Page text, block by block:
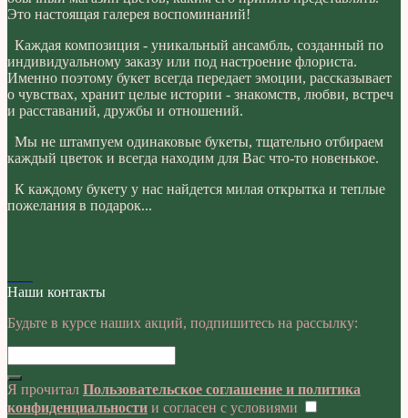
Это настоящая галерея воспоминаний!
Каждая композиция - уникальный ансамбль, созданный по
индивидуальному заказу или под настроение флориста.
Именно поэтому букет всегда передает эмоции, рассказывает
о чувствах, хранит целые истории - знакомств, любви, встреч
и расставаний, дружбы и отношений.
Мы не штампуем одинаковые букеты, тщательно отбираем
каждый цветок и всегда находим для Вас что-то новенькое.
К каждому букету у нас найдется милая открытка и теплые
пожелания в подарок...
Наши контакты
Будьте в курсе наших акций, подпишитесь на рассылку:
Я прочитал Пользовательское соглашение и политика
конфиденциальности и согласен с условиями